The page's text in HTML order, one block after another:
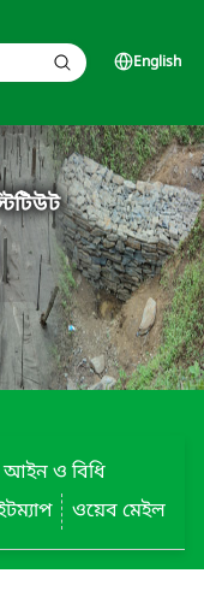
English
আইন ও বিধি
ওয়েব মেইল